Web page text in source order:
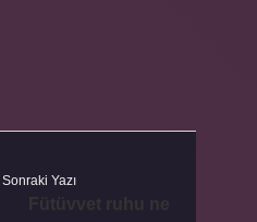
Sonraki Yazı